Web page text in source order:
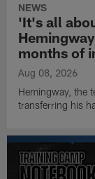
NEWS
'It's all
months of
Aug 08, 2026
Hemingway, the
transferring his